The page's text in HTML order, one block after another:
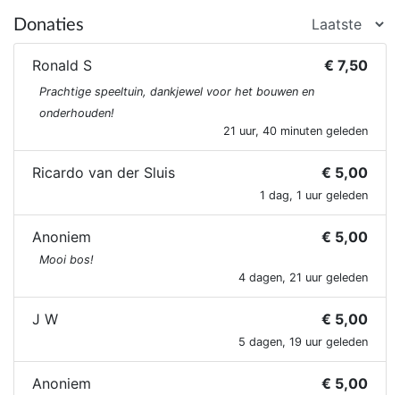
Donaties
Ronald S € 7,50
Prachtige speeltuin, dankjewel voor het bouwen en
onderhouden!
21 uur, 40 minuten geleden
Ricardo van der Sluis € 5,00
1 dag, 1 uur geleden
Anoniem € 5,00
Mooi bos!
4 dagen, 21 uur geleden
J W € 5,00
5 dagen, 19 uur geleden
Anoniem € 5,00